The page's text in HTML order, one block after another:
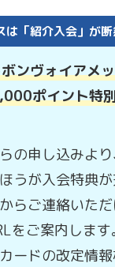
は「紹介入会」が
ンヴォイアメ
ポイント特
の申し込みよ
うが入会特典が
ご連絡いただ
をご案内しま
ードの改定情